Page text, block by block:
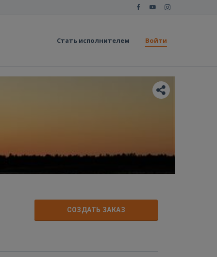
Стать исполнителем Войти
СОЗДАТЬ ЗАКАЗ